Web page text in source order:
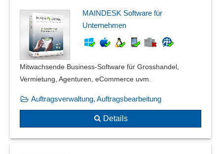
MAINDESK Software für
Unternehmen
Mitwachsende Business-Software für Grosshandel,
Vermietung, Agenturen, eCommerce uvm.
Auftragsverwaltung, Auftragsbearbeitung
Details